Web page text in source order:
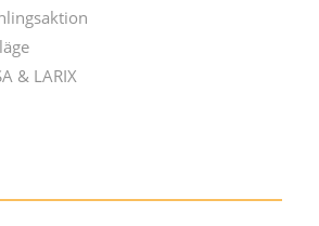
& LARIX